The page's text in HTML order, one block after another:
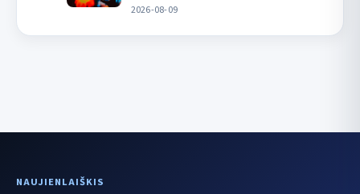
2026-08-09
NAUJIENLAIŠKIS